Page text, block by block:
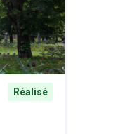
Réalisé